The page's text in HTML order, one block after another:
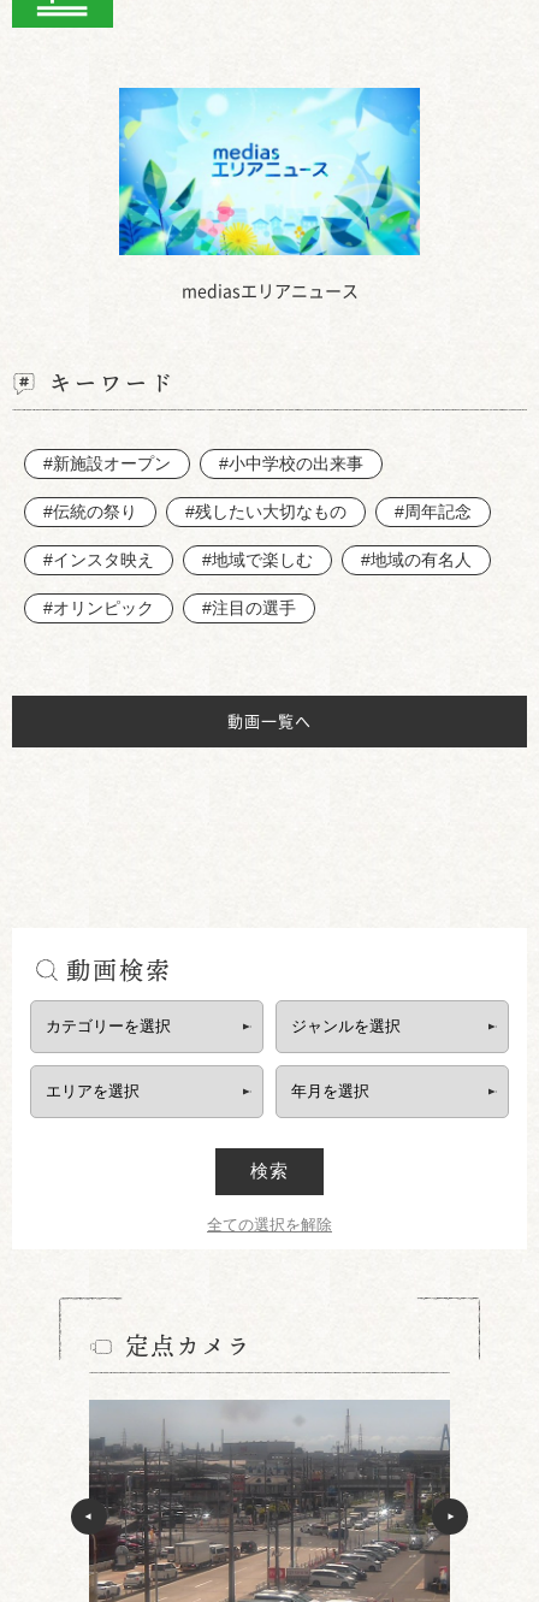
mediasエリアニュース
キーワード
#新施設オープン #小中学校の出来事
#伝統の祭り #残したい大切なもの #周年記念
#インスタ映え #地域で楽しむ #地域の有名人
#オリンピック #注目の選手
動画一覧へ
動画検索
検索
全ての選択を解除
定点カメラ